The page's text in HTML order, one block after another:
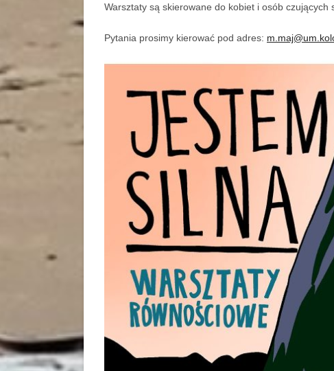
Warsztaty są skierowane do kobiet i osób czujących
Pytania prosimy kierować pod adres: